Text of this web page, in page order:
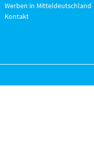
Werben in Mitteldeutschland
Kontakt